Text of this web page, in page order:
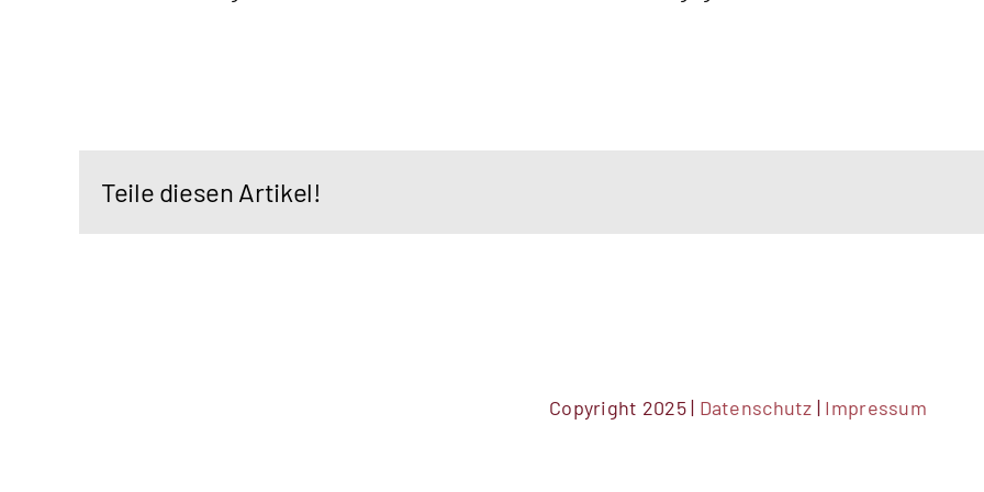
Teile diesen Artikel!
Copyright 2025 | Datenschutz | Impressum